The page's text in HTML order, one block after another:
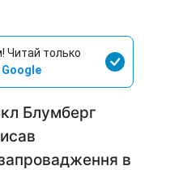
Читай только
Google
Блумберг
в